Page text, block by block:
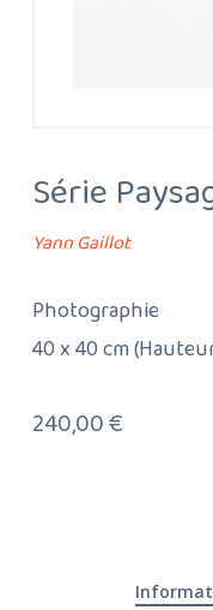
Série
Yann Gaillot
Photographie
40 x 40 cm
240,00€